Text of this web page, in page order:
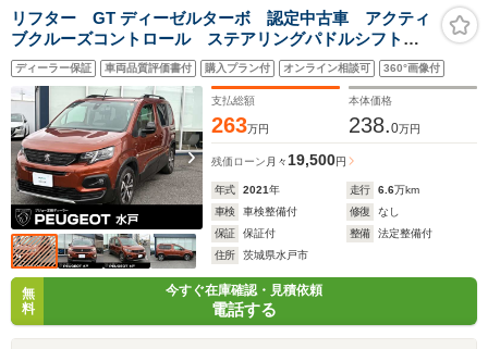
リフター GT ディーゼルターボ 認定中古車 アクティ
ブクルーズコントロール ステアリングパドルシフト
レーンポジショニングアシスト AppleCarPlay ワイヤ
レスチャージ バックカメラ Bluetooth接続 ETC車
載器
ディーラー保証 車両品質評価書付 購入プラン付 オンライン相談可 360°画像付
支払総額
263万円
本体価格
238.0万円
残価ローン 月々 19,500円
年式 2021年 走行 6.6万km
車検
車検整備付 修復
なし
保証
保証付 整備
法定整備付
住所
茨城県水戸市
無
料
今すぐ在庫確認・見積依頼
電話する